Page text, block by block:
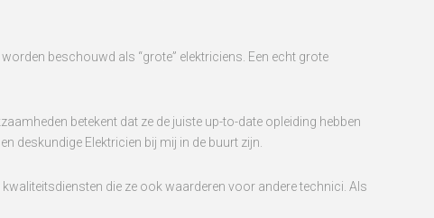
beschouwd als “grote” elektriciens. Een echt grote
betekent dat ze de juiste up-to-date opleiding hebben
deskundige Elektricien bij mij in de buurt zijn.
die ze ook waarderen voor andere technici. Als